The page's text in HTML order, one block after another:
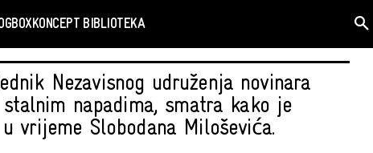
KONCEPT BIBLIOTEKA
Nezavisnog udruženja novinara
napadima, smatra kako je
vrijeme Slobodana Miloševića.